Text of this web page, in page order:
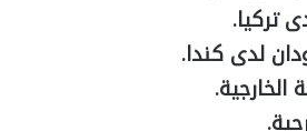
تركيا.
لدى كندا.